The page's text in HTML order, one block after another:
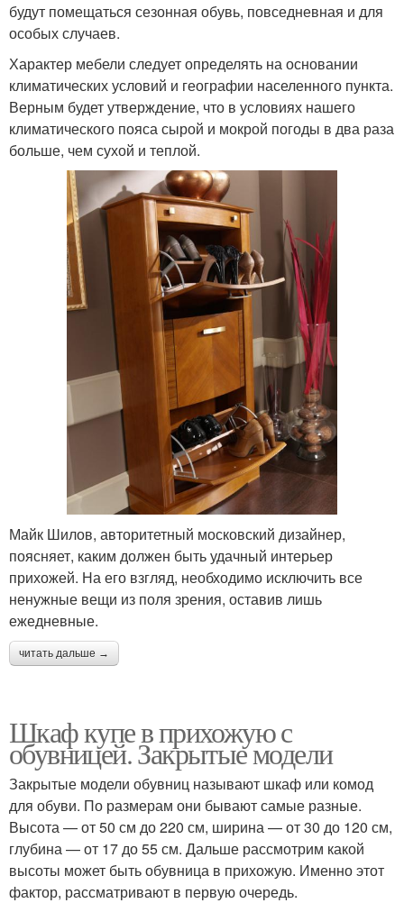
будут помещаться сезонная обувь, повседневная и для
особых случаев.
Характер мебели следует определять на основании
климатических условий и географии населенного пункта.
Верным будет утверждение, что в условиях нашего
климатического пояса сырой и мокрой погоды в два раза
больше, чем сухой и теплой.
Майк Шилов, авторитетный московский дизайнер,
поясняет, каким должен быть удачный интерьер
прихожей. На его взгляд, необходимо исключить все
ненужные вещи из поля зрения, оставив лишь
ежедневные.
читать дальше →
Шкаф купе в прихожую с
обувницей. Закрытые модели
Закрытые модели обувниц называют шкаф или комод
для обуви. По размерам они бывают самые разные.
Высота — от 50 см до 220 см, ширина — от 30 до 120 см,
глубина — от 17 до 55 см. Дальше рассмотрим какой
высоты может быть обувница в прихожую. Именно этот
фактор, рассматривают в первую очередь.